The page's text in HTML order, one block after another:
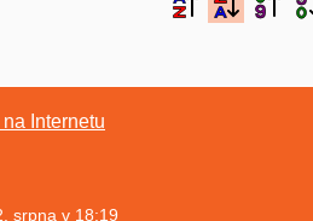
Internetu
srpna v 18:19